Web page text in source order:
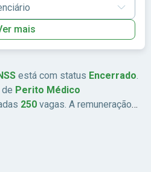
mais
está com status Encerrado.
Perito Médico
250 vagas. A remuneração